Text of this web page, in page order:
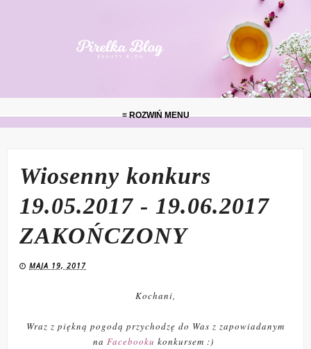
≡ ROZWIŃ MENU
Wiosenny konkurs
19.05.2017 - 19.06.2017
ZAKOŃCZONY
MAJA 19, 2017
Kochani,
Wraz z piękną pogodą przychodzę do Was z zapowiadanym
naFacebooku konkursem :)